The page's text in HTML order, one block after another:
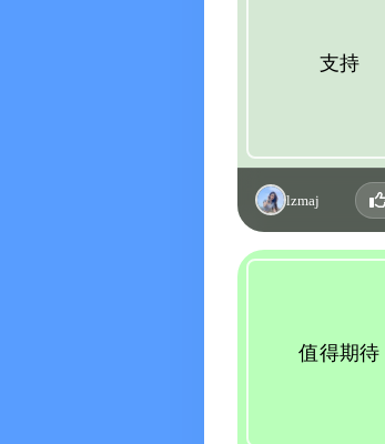
支持
lzmaj
值得期待